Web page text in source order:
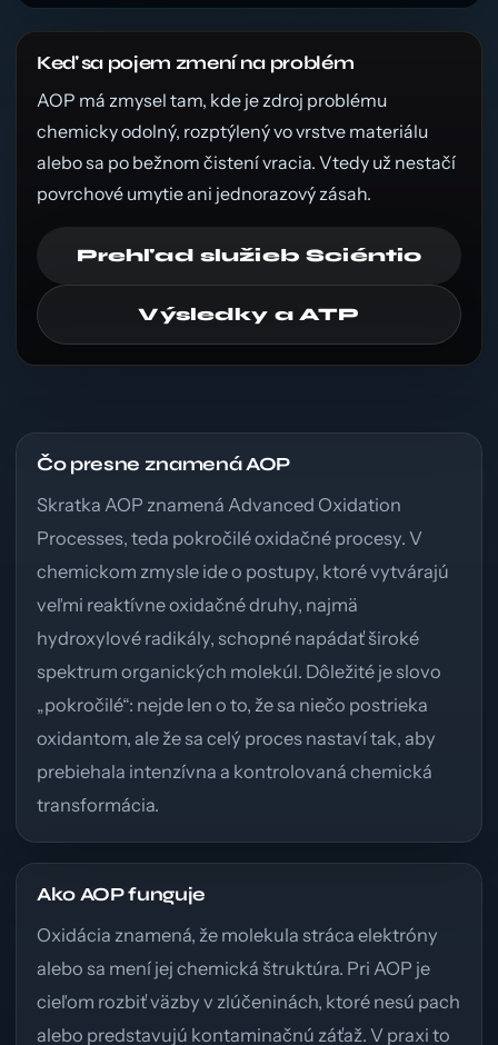
Keď sa pojem zmení na problém
AOP má zmysel tam, kde je zdroj problému
chemicky odolný, rozptýlený vo vrstve materiálu
alebo sa po bežnom čistení vracia. Vtedy už nestačí
povrchové umytie ani jednorazový zásah.
Prehľad služieb Sciéntio
Výsledky a ATP
Čo presne znamená AOP
Skratka AOP znamená Advanced Oxidation
Processes, teda pokročilé oxidačné procesy. V
chemickom zmysle ide o postupy, ktoré vytvárajú
veľmi reaktívne oxidačné druhy, najmä
hydroxylové radikály, schopné napádať široké
spektrum organických molekúl. Dôležité je slovo
„pokročilé“: nejde len o to, že sa niečo postrieka
oxidantom, ale že sa celý proces nastaví tak, aby
prebiehala intenzívna a kontrolovaná chemická
transformácia.
Ako AOP funguje
Oxidácia znamená, že molekula stráca elektróny
alebo sa mení jej chemická štruktúra. Pri AOP je
cieľom rozbiť väzby v zlúčeninách, ktoré nesú pach
alebo predstavujú kontaminačnú záťaž. V praxi to